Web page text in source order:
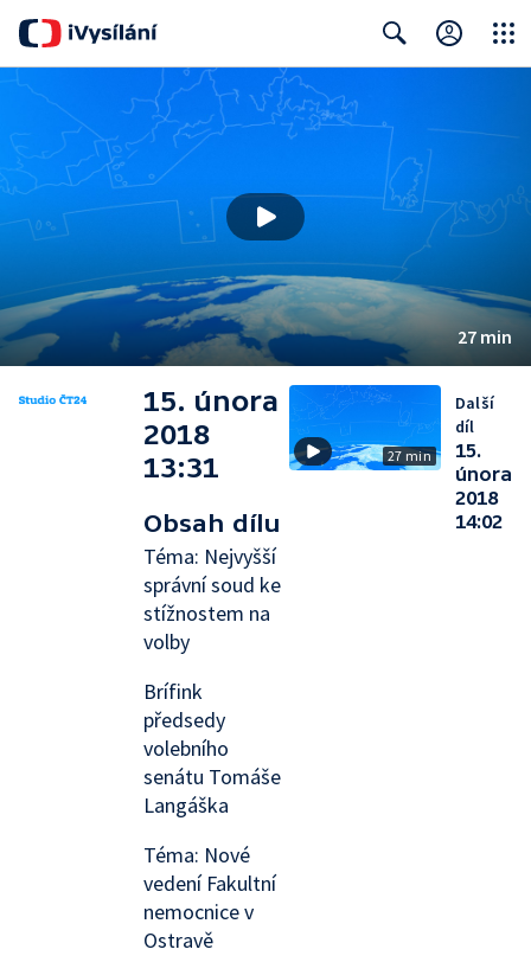
27 min
15. února
2018
13:31
Obsah dílu
Téma: Nejvyšší
správní soud ke
stížnostem na
volby
Brífink
předsedy
volebního
senátu Tomáše
Langáška
Téma: Nové
vedení Fakultní
nemocnice v
Ostravě
27 min
Další
díl
15.
února
2018
14:02